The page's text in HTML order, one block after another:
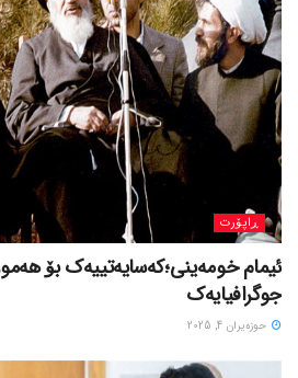
ڕاپۆرت
ئیمام خومەینی؛کەسایەتییەک بۆ
جوگرافیایەک
حوزه‌یران 4, 2025